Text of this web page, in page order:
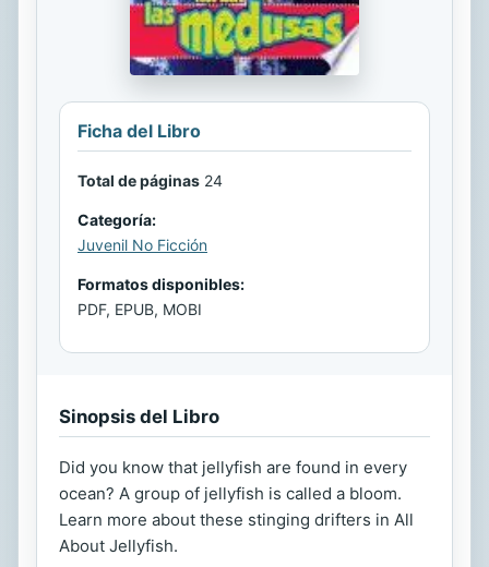
Ficha del Libro
Total de páginas 24
Categoría:
Juvenil No Ficción
Formatos disponibles:
PDF, EPUB, MOBI
Sinopsis del Libro
Did you know that jellyfish are found in every
ocean? A group of jellyfish is called a bloom.
Learn more about these stinging drifters in All
About Jellyfish.